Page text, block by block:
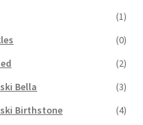
(1)
(0)
(2)
Bella
(3)
Birthstone
(4)